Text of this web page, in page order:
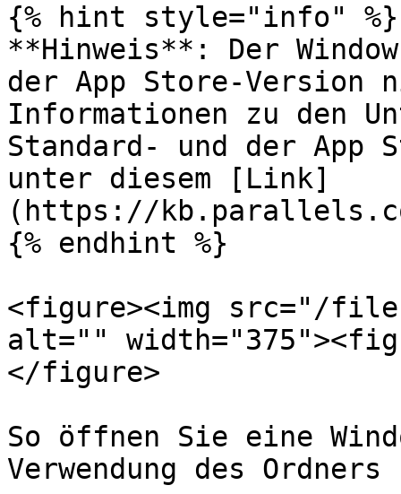
{% hint style="info" %}
**Hinweis**: Der
der App Store-Version
Informationen zu den
Standard- und der
unter diesem [Link]
(https://
{% endhint %}
<figure><img src="/files/
alt=""
</figure>
So öffnen Sie eine
Verwendung des